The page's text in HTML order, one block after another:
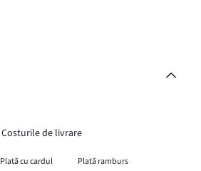
Costurile de livrare
Plată cu cardul
Plată ramburs